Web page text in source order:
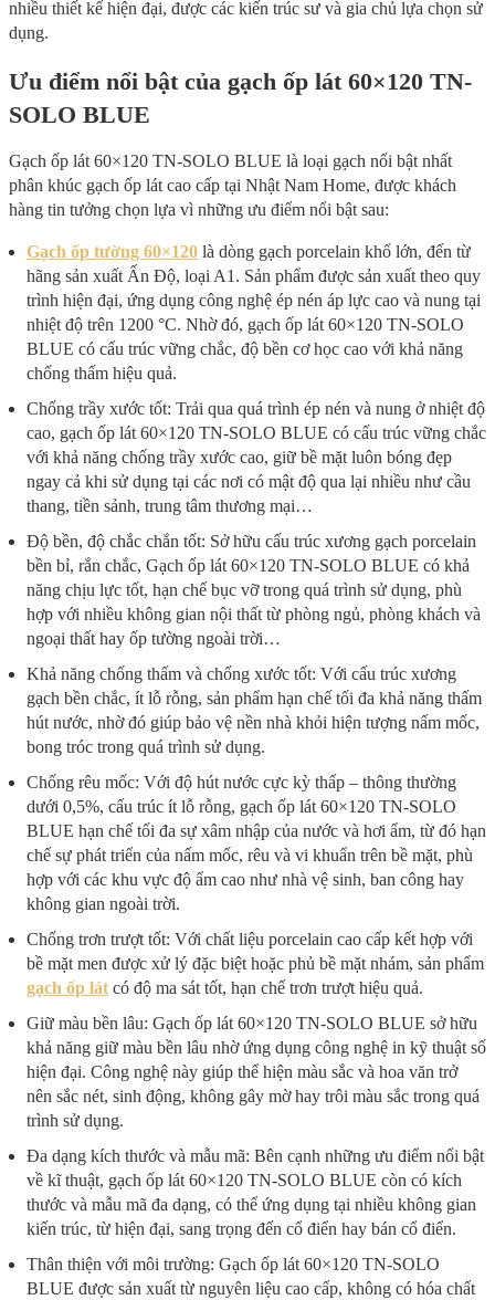
nhiều thiết kế hiện đại, được các kiến trúc sư và gia chủ lựa chọn sử
dụng.
Ưu điểm nổi bật của gạch ốp lát 60×120 TN-
SOLO BLUE
Gạch ốp lát 60×120 TN-SOLO BLUE là loại gạch nổi bật nhất
phân khúc gạch ốp lát cao cấp tại Nhật Nam Home, được khách
hàng tin tưởng chọn lựa vì những ưu điểm nổi bật sau:
Gạch ốp tường 60×120 là dòng gạch porcelain khổ lớn, đến từ
hãng sản xuất Ấn Độ, loại A1. Sản phẩm được sản xuất theo quy
trình hiện đại, ứng dụng công nghệ ép nén áp lực cao và nung tại
nhiệt độ trên 1200 °C. Nhờ đó, gạch ốp lát 60×120 TN-SOLO
BLUE có cấu trúc vững chắc, độ bền cơ học cao với khả năng
chống thấm hiệu quả.
Chống trầy xước tốt: Trải qua quá trình ép nén và nung ở nhiệt độ
cao, gạch ốp lát 60×120 TN-SOLO BLUE có cấu trúc vững chắc
với khả năng chống trầy xước cao, giữ bề mặt luôn bóng đẹp
ngay cả khi sử dụng tại các nơi có mật độ qua lại nhiều như cầu
thang, tiền sảnh, trung tâm thương mại…
Độ bền, độ chắc chắn tốt: Sở hữu cấu trúc xương gạch porcelain
bền bỉ, rắn chắc, Gạch ốp lát 60×120 TN-SOLO BLUE có khả
năng chịu lực tốt, hạn chế bục vỡ trong quá trình sử dụng, phù
hợp với nhiều không gian nội thất từ phòng ngủ, phòng khách và
ngoại thất hay ốp tường ngoài trời…
Khả năng chống thấm và chống xước tốt: Với cấu trúc xương
gạch bền chắc, ít lỗ rỗng, sản phẩm hạn chế tối đa khả năng thấm
hút nước, nhờ đó giúp bảo vệ nền nhà khỏi hiện tượng nấm mốc,
bong tróc trong quá trình sử dụng.
Chống rêu mốc: Với độ hút nước cực kỳ thấp – thông thường
dưới 0,5%, cấu trúc ít lỗ rỗng, gạch ốp lát 60×120 TN-SOLO
BLUE hạn chế tối đa sự xâm nhập của nước và hơi ẩm, từ đó hạn
chế sự phát triển của nấm mốc, rêu và vi khuẩn trên bề mặt, phù
hợp với các khu vực độ ẩm cao như nhà vệ sinh, ban công hay
không gian ngoài trời.
Chống trơn trượt tốt: Với chất liệu porcelain cao cấp kết hợp với
bề mặt men được xử lý đặc biệt hoặc phủ bề mặt nhám, sản phẩm
gạch ốp lát có độ ma sát tốt, hạn chế trơn trượt hiệu quả.
Giữ màu bền lâu: Gạch ốp lát 60×120 TN-SOLO BLUE sở hữu
khả năng giữ màu bền lâu nhờ ứng dụng công nghệ in kỹ thuật số
hiện đại. Công nghệ này giúp thể hiện màu sắc và hoa văn trở
nên sắc nét, sinh động, không gây mờ hay trôi màu sắc trong quá
trình sử dụng.
Đa dạng kích thước và mẫu mã: Bên cạnh những ưu điểm nổi bật
về kĩ thuật, gạch ốp lát 60×120 TN-SOLO BLUE còn có kích
thước và mẫu mã đa dạng, có thể ứng dụng tại nhiều không gian
kiến trúc, từ hiện đại, sang trọng đến cổ điển hay bán cổ điển.
Thân thiện với môi trường: Gạch ốp lát 60×120 TN-SOLO
BLUE được sản xuất từ nguyên liệu cao cấp, không có hóa chất